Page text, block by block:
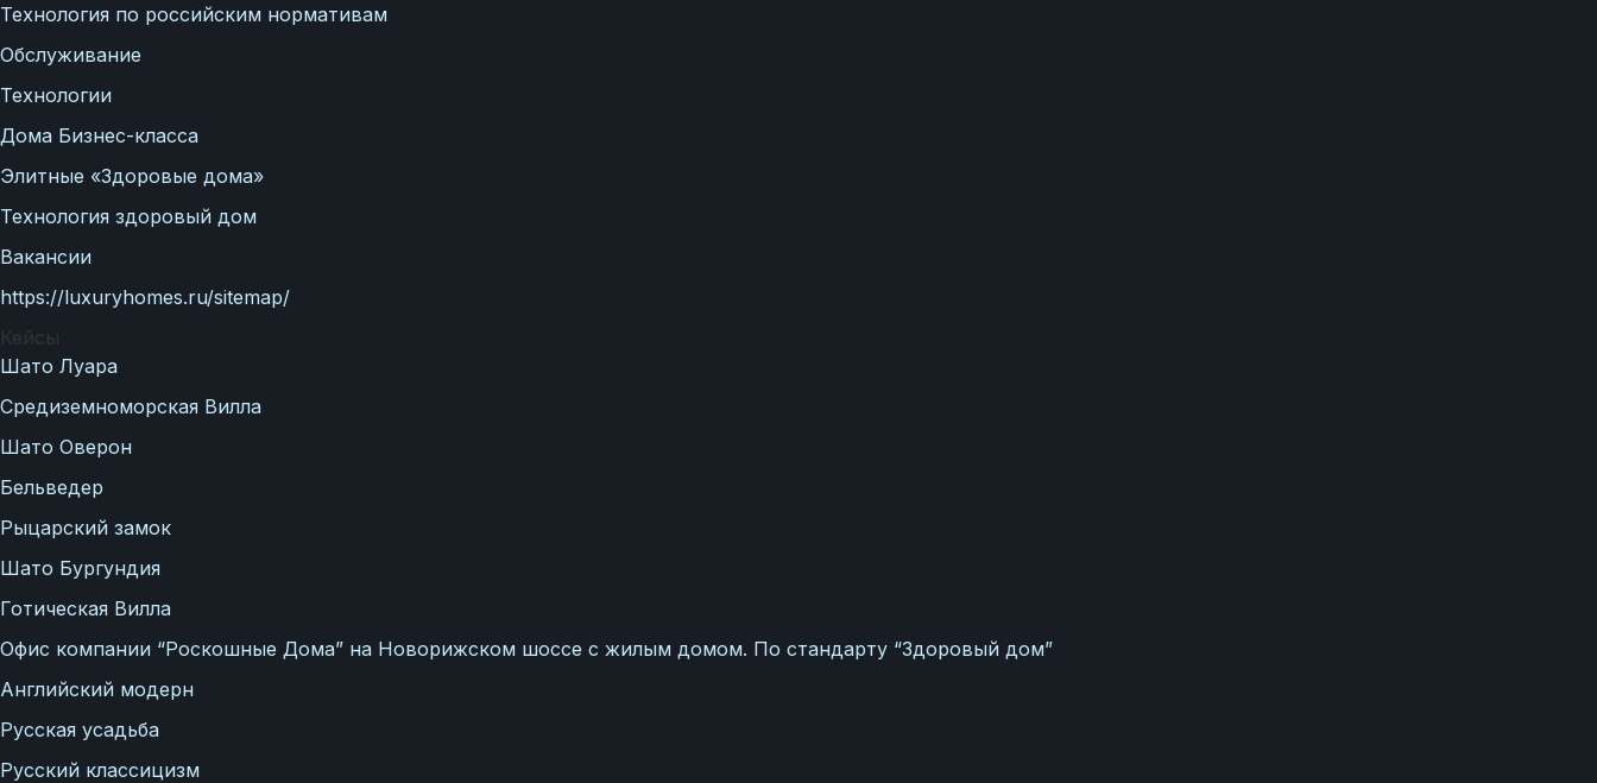
Управление проектом реализации дома
Функция Генпроектировщик
Реконструкция
Технология по российским нормативам
Обслуживание
Технологии
Дома Бизнес-класса
Элитные «Здоровые дома»
Технология здоровый дом
Вакансии
https://luxuryhomes.ru/sitemap/
Кейсы
Шато Луара
Средиземноморская Вилла
Шато Оверон
Бельведер
Рыцарский замок
Шато Бургундия
Готическая Вилла
Офис компании “Роскошные Дома” на Новорижском шоссе с жилым домом. По стандарту “Здоровый дом”
Английский модерн
Русская усадьба
Русский классицизм